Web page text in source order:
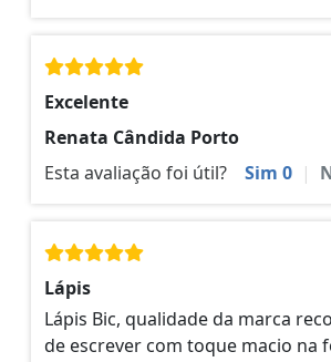
Excelente
Renata Cândida Porto
Esta avaliação foi útil?
Sim 0 |
Lápis
Lápis Bic, qualidade da marca
de escrever com toque macio na